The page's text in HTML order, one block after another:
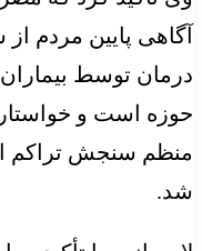
آگاهی پایین مردم
درمان توسط
حوزه است و
شد.